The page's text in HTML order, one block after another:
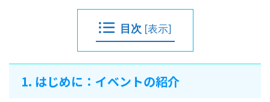
目次 [表示]
1. はじめに：イベントの紹介